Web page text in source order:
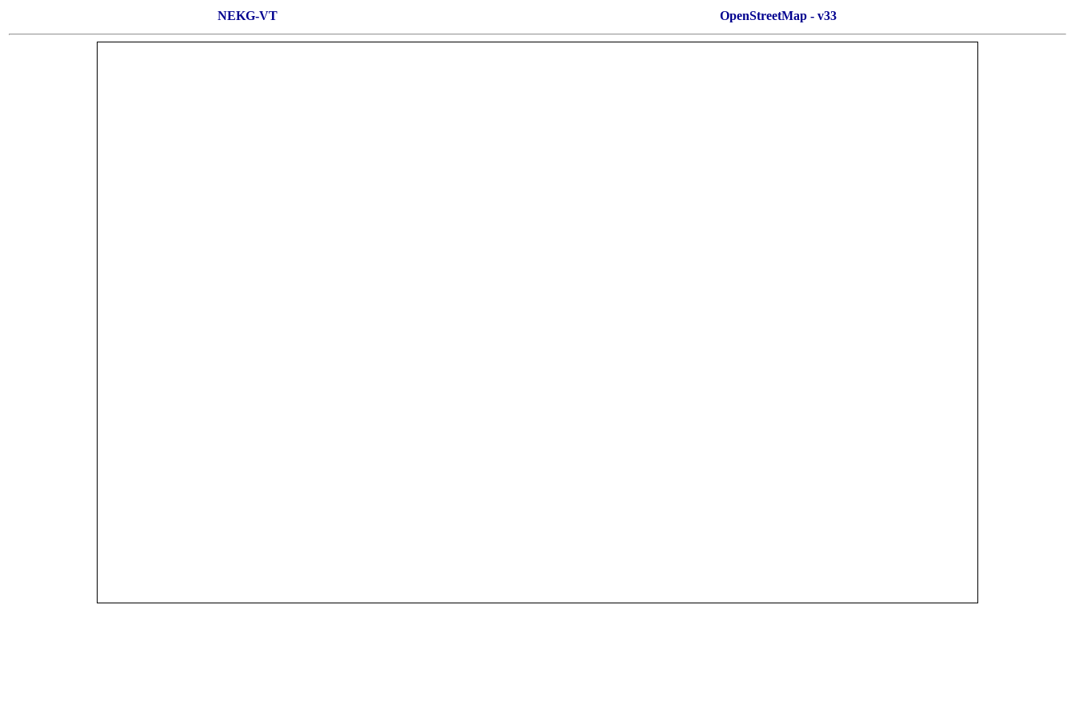
NEKG-VT OpenStreetMap - v33